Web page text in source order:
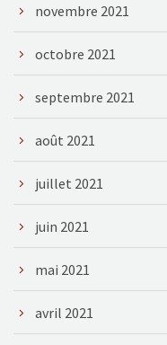
novembre 2021
octobre 2021
septembre 2021
août 2021
juillet 2021
juin 2021
mai 2021
avril 2021